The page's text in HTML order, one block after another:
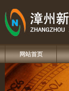
网站首页